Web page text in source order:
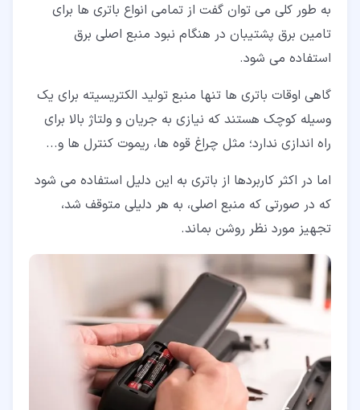
به طور کلی می توان گفت از تمامی انواع باتری ها برای
تامین برق پشتیبان در هنگام نبود منبع اصلی برق
استفاده می شود.
گاهی اوقات باتری ها تنها منبع تولید الکتریسیته برای یک
وسیله کوچک هستند که نیازی به جریان و ولتاژ بالا برای
راه اندازی ندارد؛ مثل چراغ قوه ها، ریموت کنترل ها و...
اما در اکثر کاربردها از باتری به این دلیل استفاده می شود
که در صورتی که منبع اصلی، به هر دلیلی متوقف شد،
تجهیز مورد نظر روشن بماند.